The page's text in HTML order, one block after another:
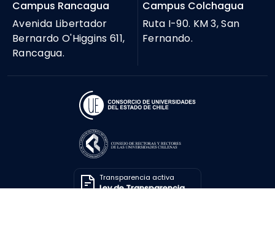
Campus Rancagua
Avenida Libertador
Bernardo O'Higgins 611,
Rancagua.
Campus Colchagua
Ruta I-90. KM 3, San
Fernando.
Transparencia activa
Ley de Transparencia